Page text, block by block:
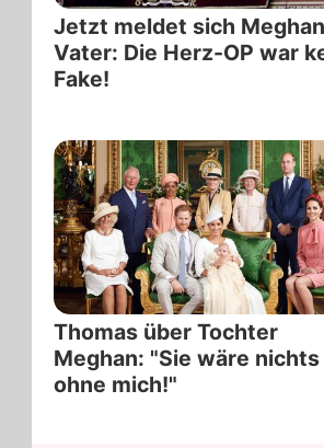
Jetzt meldet sich
Vater: Die Herz-OP war
Fake!
Thomas über Tochter
Meghan: "Sie wäre nichts
ohne mich!"